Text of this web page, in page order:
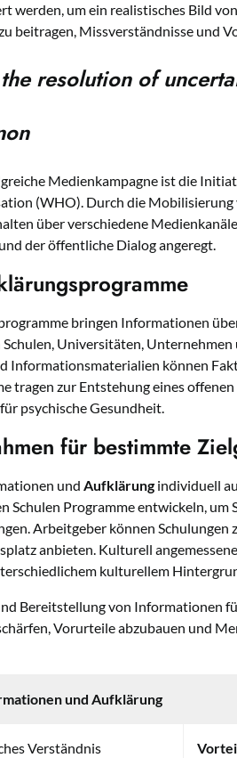
werden, um ein realistisches Bild
beitragen, Missverständnisse und
resolution of
Medienkampagne ist die
(WHO). Durch die
über verschiedene
der öffentliche Dialog angeregt.
bringen Informationen
Schulen, Universitäten,
Informationsmaterialien können
tragen zur Entstehung eines
psychische Gesundheit.
für bestimmte
und Aufklärung individuell
Schulen Programme entwickeln, um
Arbeitgeber können Schulungen
anbieten. Kulturell
kulturellem
Bereitstellung von Informationen
Vorurteile abzubauen und
und Aufklärung
Verständnis